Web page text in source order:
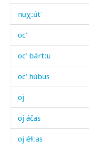
nuχːút'
oc'
oc' bártːu
oc' húbus
oj
oj áčas
oj éɬːas